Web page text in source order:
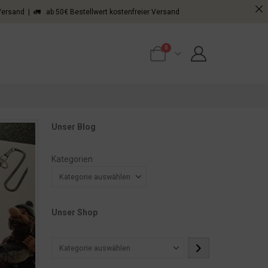
| 🚛 ab 50€ Bestellwert kostenfreier Versand
0
Unser Blog
Kategorien
Unser Shop
Kategorie